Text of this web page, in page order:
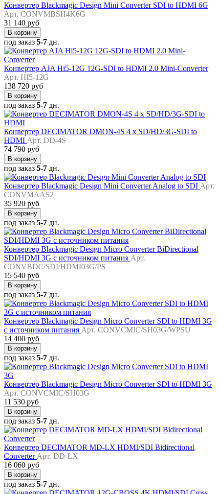
Конвертер Blackmagic Design Mini Converter SDI to HDMI 6G
Арт. CONVMBSH4K6G
31 140 руб
В корзину
под заказ 5-7 дн.
Конвертер AJA Hi5-12G 12G-SDI to HDMI 2.0 Mini-Converter
Арт. HI5-12G
138 720 руб
В корзину
под заказ 5-7 дн.
Конвертер DECIMATOR DMON-4S 4 x SD/HD/3G-SDI to
HDMI Арт. DD-4S
74 790 руб
В корзину
под заказ 5-7 дн.
Конвертер Blackmagic Design Mini Converter Analog to SDI Арт.
CONVMAAS2
35 920 руб
В корзину
под заказ 5-7 дн.
Конвертер Blackmagic Design Micro Converter BiDirectional
SDI/HDMI 3G с источником питания Арт.
CONVBDC/SDI/HDMI03G/PS
15 540 руб
В корзину
под заказ 5-7 дн.
Конвертер Blackmagic Design Micro Converter SDI to HDMI 3G
с источником питания Арт. CONVCMIC/SH03G/WPSU
14 400 руб
В корзину
под заказ 5-7 дн.
Конвертер Blackmagic Design Micro Converter SDI to HDMI 3G
Арт. CONVCMIC/SH03G
11 530 руб
В корзину
под заказ 5-7 дн.
Конвертер DECIMATOR MD-LX HDMI/SDI Bidirectional
Converter Арт. DD-LX
16 060 руб
В корзину
под заказ 5-7 дн.